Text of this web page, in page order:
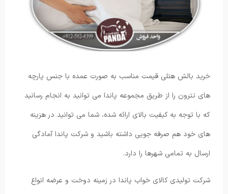
خرید بالش هتلی قیمت مناسب به صورت عمده با جنس پارچه
های تترون را از طریق مجموعه پاندا می توانید به انجام رسانید
که با توجه به کیفیت بالای ارائه شده، شما می توانید در هزینه
های خود هم صرفه جویی داشته باشید و شرکت پاندا آمادگی
ارسال به تمامی شهرها را دارد.
شرکت تولیدی کالای خواب پاندا در زمینه دوخت و عرضه انواع